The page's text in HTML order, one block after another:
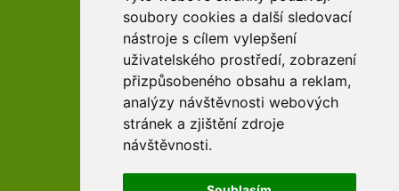
soubory cookies a další sledovací
nástroje s cílem vylepšení
uživatelského prostředí, zobrazení
přizpůsobeného obsahu a reklam,
analýzy návštěvnosti webových
stránek a zjištění zdroje
návštěvnosti.
Youtube kanál arboreta